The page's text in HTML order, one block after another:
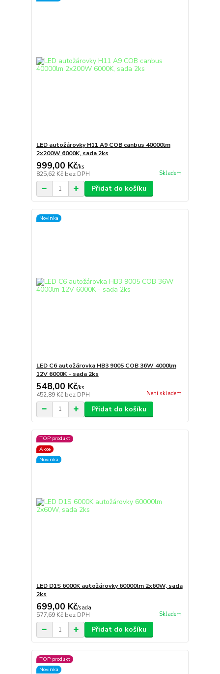
LED autožárovky H11 A9 COB canbus 40000lm
2x200W 6000K, sada 2ks
999,00 Kč/ks
825,62 Kč bez DPH Skladem
Přidat do košíku
Novinka
LED C6 autožárovka HB3 9005 COB 36W 4000lm
12V 6000K - sada 2ks
548,00 Kč/ks
452,89 Kč bez DPH Není skladem
Přidat do košíku
TOP produkt
Akce
Novinka
LED D1S 6000K autožárovky 60000lm 2x60W, sada
2ks
699,00 Kč/sada
577,69 Kč bez DPH Skladem
Přidat do košíku
TOP produkt
Novinka